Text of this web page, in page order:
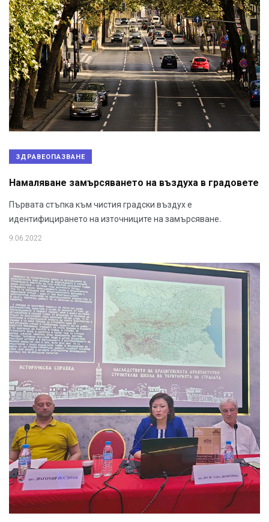
ЗДРАВЕОПАЗВАНЕ
Намаляване замърсяването на въздуха в градовете
Първата стъпка към чистия градски въздух е
идентифицирането на източниците на замърсяване.
9.06.2022